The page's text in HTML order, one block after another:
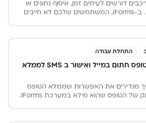
דורשים לעיתים זמן, איסוף נתונים או
פשוט הפסקה קצרה. ב-iForms, המשתמשים שלכם לא חייבים
התחלת עבודה
שליחת העתק של טופס חתום במייל ואישור ב SMS לממלא
מגדירים את האפשרות שממלא הטופס
יקבל אוטומטית העתק של הטופס שהוא מילא במערכת iForms.